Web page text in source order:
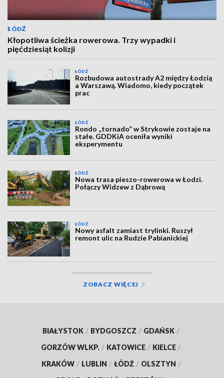
ŁÓDŹ
Kłopotliwa ścieżka rowerowa. Trzy wypadki i
pięćdziesiąt kolizji
ŁÓDŹ
Rozbudowa autostrady A2 między Łodzią
a Warszawą. Wiadomo, kiedy początek
prac
ŁÓDŹ
Rondo „tornado” w Strykowie zostaje na
stałe. GDDKiA oceniła wyniki
eksperymentu
ŁÓDŹ
Nowa trasa pieszo-rowerowa w Łodzi.
Połączy Widzew z Dąbrową
ŁÓDŹ
Nowy asfalt zamiast trylinki. Ruszył
remont ulic na Rudzie Pabianickiej
ZOBACZ WIĘCEJ
BIAŁYSTOK / BYDGOSZCZ / GDAŃSK /
GORZÓW WLKP. / KATOWICE / KIELCE /
KRAKÓW / LUBLIN / ŁÓDŹ / OLSZTYN /